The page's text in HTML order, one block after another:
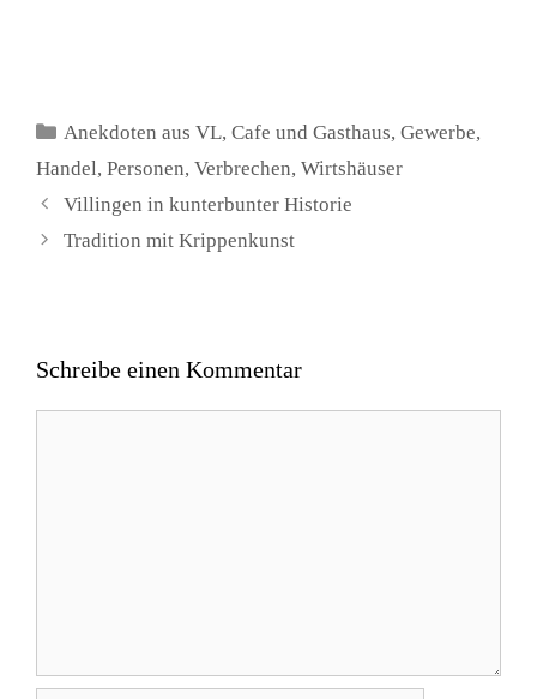
Kategorien
Anekdoten aus VL,Cafe und Gasthaus,Gewerbe,
Handel, Personen, Verbrechen, Wirtshäuser
Villingen in kunterbunter Historie
Tradition mit Krippenkunst
Schreibe einen Kommentar